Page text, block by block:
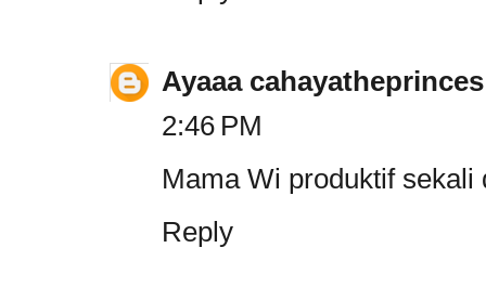
Ayaaa cahayatheprinces
2:46 PM
Mama Wi produktif sekali
Reply